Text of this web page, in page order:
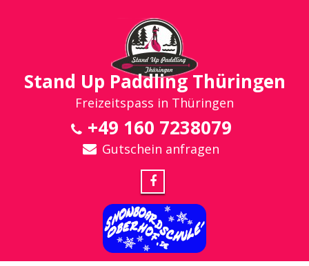
Stand Up Paddling Thüringen
Freizeitspass in Thüringen
+49 160 7238079
Gutschein anfragen